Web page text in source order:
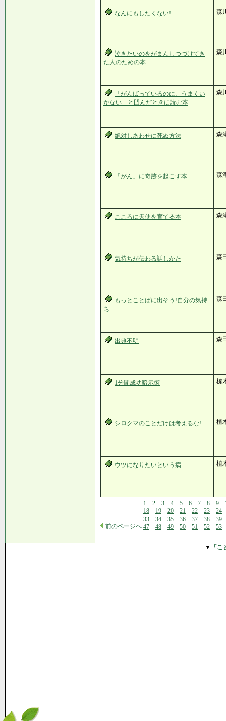
なんにもしたくない! 森
泣きたいのをがまんしつづけてき
た人のための本
森
「がんばっているのに、うまくい
かない」と凹んだときに読む本
森
絶対しあわせに死ぬ方法 森
「がん」に奇跡を起こす本 森
こころに天使を育てる本 森
気持ちが伝わる話しかた 森
もっとことばに出そう!自分の気持
ち
森
出典不明 森
1分間成功暗示術 椋
シロクマのことだけは考えるな! 植
ウツになりたいという病 植
前のページへ
1 2 3 4 5 6 7 8 9
18
19 20 21 22 23
24
33
34 35 36 37 38
39
47
48 49 50 51 52 53
▼ 「